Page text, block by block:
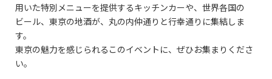
用いた特別メニューを提供するキッチンカーや、世界各国の
ビール、東京の地酒が、丸の内仲通りと行幸通りに集結しま
す。
東京の魅力を感じられるこのイベントに、ぜひお集まりくださ
い。